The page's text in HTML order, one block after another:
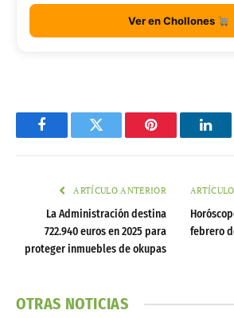
Ver en Chollones
FacebookTwitter Pinterest
ARTÍCULO ANTERIOR
La Administración destina
722.940 euros en 2025 para
proteger inmuebles de okupas
febrero
OTRAS NOTICIAS